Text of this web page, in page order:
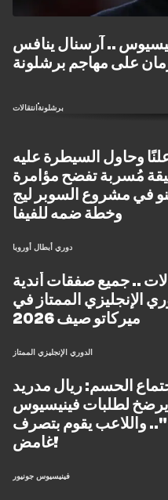
.. آرسنال ينافس
على مهاجم برشلونة
انتقالاتبرشلونة
علنًا وحاول السيطرة عليه
مُسربة تفضح مؤامرة
في مشروع السوبر ليج
وخطة ضمه للفيفا
دوري أبطال أوروبا
.. جميع صفقات أندية
الإنجليزي الممتاز في
ميركاتو صيف 2026
الدوري الإنجليزي الممتاز
الحسم: ريال مدريد
يرضخ لطلبات فينيسيوس
واللاعب يقوم بتصرف
غامض!
فينيسيوس جونيور